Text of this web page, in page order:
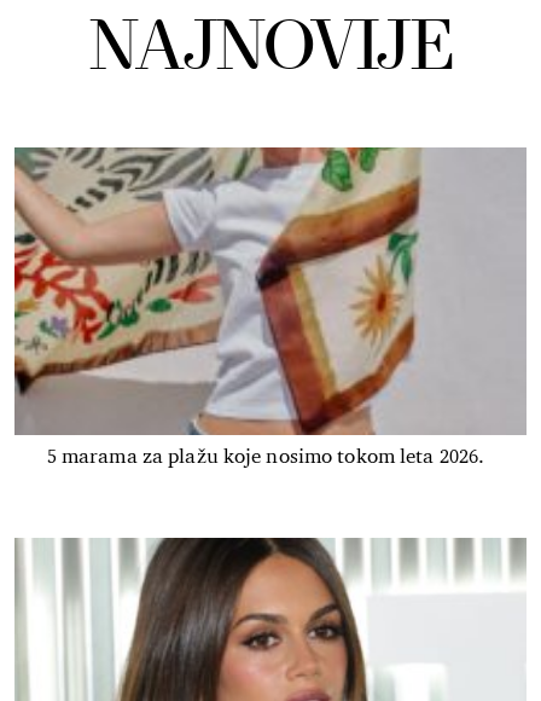
NAJNOVIJE
5 marama za plažu koje nosimo tokom leta 2026.